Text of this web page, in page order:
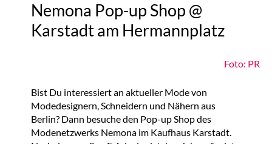
Nemona Pop-up Shop @
Karstadt am Hermannplatz
Foto: PR
Bist Du interessiert an aktueller Mode von
Modedesignern, Schneidern und Nähern aus
Berlin? Dann besuche den Pop-up Shop des
Modenetzwerks Nemona im Kaufhaus Karstadt.